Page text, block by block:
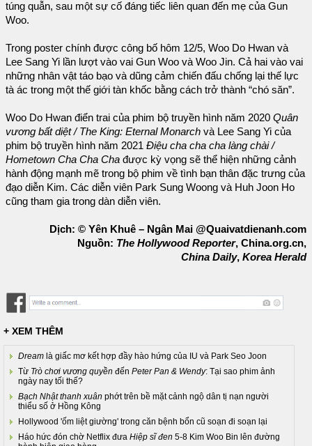
túng quẫn, sau một sự cố đáng tiếc liên quan đến mẹ của Gun
Woo.
Trong poster chính được công bố hôm 12/5, Woo Do Hwan và
Lee Sang Yi lần lượt vào vai Gun Woo và Woo Jin. Cả hai vào vai
những nhân vật táo bạo và dũng cảm chiến đấu chống lại thế lực
tà ác trong một thế giới tàn khốc bằng cách trở thành “chó săn”.
Woo Do Hwan điển trai của phim bộ truyền hình năm 2020 Quân
vương bất diệt / The King: Eternal Monarch và Lee Sang Yi của
phim bộ truyền hình năm 2021 Điệu cha cha cha làng chài /
Hometown Cha Cha Cha được kỳ vọng sẽ thể hiện những cảnh
hành động mạnh mẽ trong bộ phim về tình bạn thân đặc trưng của
đạo diễn Kim. Các diễn viên Park Sung Woong và Huh Joon Ho
cũng tham gia trong dàn diễn viên.
Dịch: © Yên Khuê – Ngân Mai @Quaivatdienanh.com
Nguồn: The Hollywood Reporter, China.org.cn,
China Daily, Korea Herald
+ XEM THÊM
Dream là giấc mơ kết hợp đầy hào hứng của IU và Park Seo Joon
Từ Trò chơi vương quyền đến Peter Pan & Wendy: Tại sao phim ảnh
ngày nay tối thế?
Bạch Nhật thanh xuân phớt trên bề mặt cảnh ngộ dân tị nạn người
thiểu số ở Hồng Kông
Hollywood 'ốm liệt giường' trong căn bệnh bổn cũ soạn đi soạn lại
Háo hức đón chờ Netflix đưa Hiệp sĩ đen 5-8 Kim Woo Bin lên đường